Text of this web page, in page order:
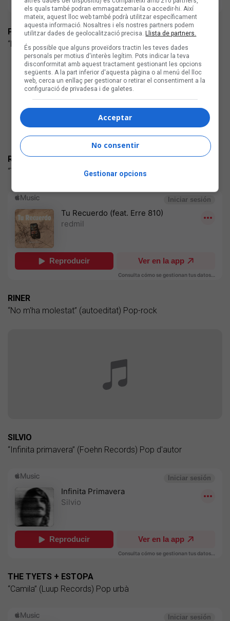
POTSER DIMARTS
“Diga-li a l'om” (Aigüesbones) Indie-pop
REDMIL + ERRE 810
“Tu recuerdo” (autoeditat) Trap'n'rap
RINER
“No m'ha molestat” (autoeditat) Pop-rock
SILVIO
“Infinita primavera” (Foehn Records) Pop d'autor
THE TYETS + ESTOPA
“Camila” (Luup Records) Pop urbà
els quals també podran emmagatzemar-la o accedir-hi. Així
mateix, aquest lloc web també podrà utilitzar específicament
aquesta informació. Nosaltres i els nostres partners podem
utilitzar dades de geolocalització precisa. Llista de partners.
És possible que alguns proveïdors tractin les teves dades
personals per motius d'interès legítim. Pots indicar la teva
disconformitat amb aquest tractament gestionant les opcions
següents. A la part inferior d'aquesta pàgina o al menú del lloc
web, cerca un enllaç per gestionar o retirar el consentiment a la
configuració de privadesa i de galetes.
Acceptar
No consentir
Gestionar opcions